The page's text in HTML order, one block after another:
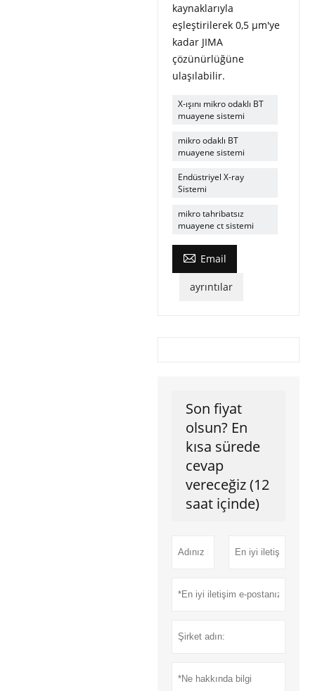
kaynaklarıyla
eşleştirilerek 0,5 μm'ye
kadar JIMA
çözünürlüğüne
ulaşılabilir.
X-ışını mikro odaklı BT
muayene sistemi
mikro odaklı BT
muayene sistemi
Endüstriyel X-ray
Sistemi
mikro tahribatsız
muayene ct sistemi
 Email
ayrıntılar
Son fiyat
olsun? En
kısa sürede
cevap
vereceğiz (12
saat içinde)